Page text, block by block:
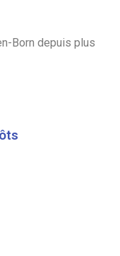
Born depuis plus